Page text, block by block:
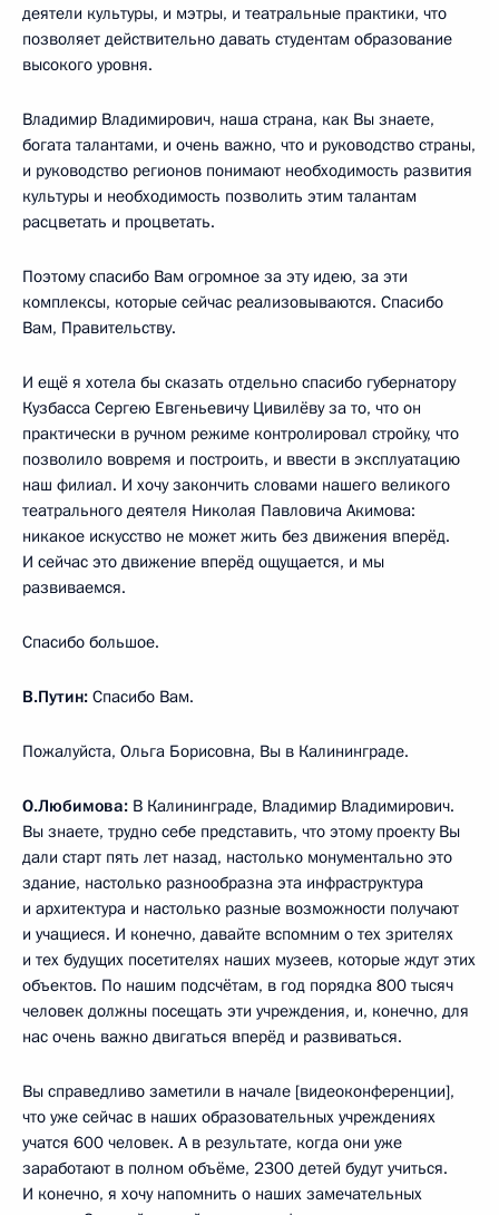
деятели культуры, и мэтры, и театральные практики, что
позволяет действительно давать студентам образование
высокого уровня.
Владимир Владимирович, наша страна, как Вы знаете,
богата талантами, и очень важно, что и руководство страны,
и руководство регионов понимают необходимость развития
культуры и необходимость позволить этим талантам
расцветать и процветать.
Поэтому спасибо Вам огромное за эту идею, за эти
комплексы, которые сейчас реализовываются. Спасибо
Вам, Правительству.
И ещё я хотела бы сказать отдельно спасибо губернатору
Кузбасса Сергею Евгеньевичу Цивилёву за то, что он
практически в ручном режиме контролировал стройку, что
позволило вовремя и построить, и ввести в эксплуатацию
наш филиал. И хочу закончить словами нашего великого
театрального деятеля Николая Павловича Акимова:
никакое искусство не может жить без движения вперёд.
И сейчас это движение вперёд ощущается, и мы
развиваемся.
Спасибо большое.
В.Путин: Спасибо Вам.
Пожалуйста, Ольга Борисовна, Вы в Калининграде.
О.Любимова: В Калининграде, Владимир Владимирович.
Вы знаете, трудно себе представить, что этому проекту Вы
дали старт пять лет назад, настолько монументально это
здание, настолько разнообразна эта инфраструктура
и архитектура и настолько разные возможности получают
и учащиеся. И конечно, давайте вспомним о тех зрителях
и тех будущих посетителях наших музеев, которые ждут этих
объектов. По нашим подсчётам, в год порядка 800 тысяч
человек должны посещать эти учреждения, и, конечно, для
нас очень важно двигаться вперёд и развиваться.
Вы справедливо заметили в начале [видеоконференции],
что уже сейчас в наших образовательных учреждениях
учатся 600 человек. А в результате, когда они уже
заработают в полном объёме, 2300 детей будут учиться.
И конечно, я хочу напомнить о наших замечательных